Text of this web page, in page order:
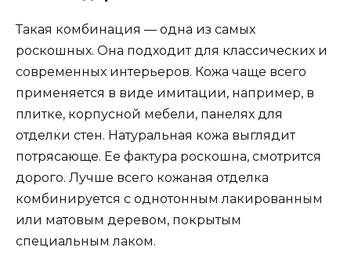
Такая комбинация — одна из самых
роскошных. Она подходит для классических и
современных интерьеров. Кожа чаще всего
применяется в виде имитации, например, в
плитке, корпусной мебели, панелях для
отделки стен. Натуральная кожа выглядит
потрясающе. Ее фактура роскошна, смотрится
дорого. Лучше всего кожаная отделка
комбинируется с однотонным лакированным
или матовым деревом, покрытым
специальным лаком.